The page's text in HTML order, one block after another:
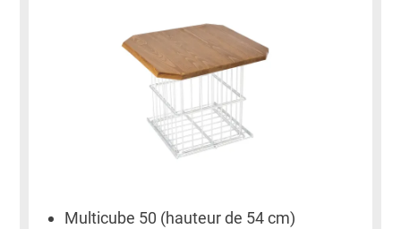
Multicube 50 (hauteur de 54 cm)